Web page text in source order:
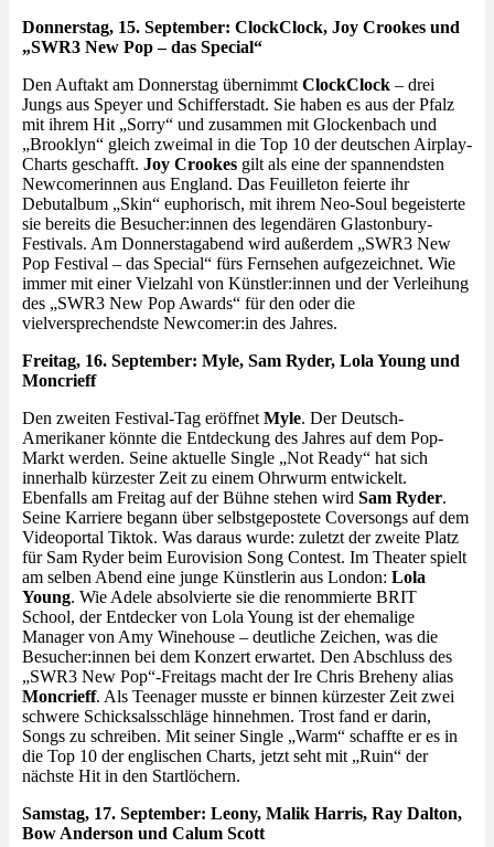
Donnerstag, 15. September: ClockClock, Joy Crookes und
„SWR3 New Pop – das Special“
Den Auftakt am Donnerstag übernimmt ClockClock – drei
Jungs aus Speyer und Schifferstadt. Sie haben es aus der Pfalz
mit ihrem Hit „Sorry“ und zusammen mit Glockenbach und
„Brooklyn“ gleich zweimal in die Top 10 der deutschen Airplay-
Charts geschafft. Joy Crookes gilt als eine der spannendsten
Newcomerinnen aus England. Das Feuilleton feierte ihr
Debutalbum „Skin“ euphorisch, mit ihrem Neo-Soul begeisterte
sie bereits die Besucher:innen des legendären Glastonbury-
Festivals. Am Donnerstagabend wird außerdem „SWR3 New
Pop Festival – das Special“ fürs Fernsehen aufgezeichnet. Wie
immer mit einer Vielzahl von Künstler:innen und der Verleihung
des „SWR3 New Pop Awards“ für den oder die
vielversprechendste Newcomer:in des Jahres.
Freitag, 16. September: Myle, Sam Ryder, Lola Young und
Moncrieff
Den zweiten Festival-Tag eröffnet Myle. Der Deutsch-
Amerikaner könnte die Entdeckung des Jahres auf dem Pop-
Markt werden. Seine aktuelle Single „Not Ready“ hat sich
innerhalb kürzester Zeit zu einem Ohrwurm entwickelt.
Ebenfalls am Freitag auf der Bühne stehen wird Sam Ryder.
Seine Karriere begann über selbstgepostete Coversongs auf dem
Videoportal Tiktok. Was daraus wurde: zuletzt der zweite Platz
für Sam Ryder beim Eurovision Song Contest. Im Theater spielt
am selben Abend eine junge Künstlerin aus London: Lola
Young. Wie Adele absolvierte sie die renommierte BRIT
School, der Entdecker von Lola Young ist der ehemalige
Manager von Amy Winehouse – deutliche Zeichen, was die
Besucher:innen bei dem Konzert erwartet. Den Abschluss des
„SWR3 New Pop“-Freitags macht der Ire Chris Breheny alias
Moncrieff. Als Teenager musste er binnen kürzester Zeit zwei
schwere Schicksalsschläge hinnehmen. Trost fand er darin,
Songs zu schreiben. Mit seiner Single „Warm“ schaffte er es in
die Top 10 der englischen Charts, jetzt seht mit „Ruin“ der
nächste Hit in den Startlöchern.
Samstag, 17. September: Leony, Malik Harris, Ray Dalton,
Bow Anderson und Calum Scott